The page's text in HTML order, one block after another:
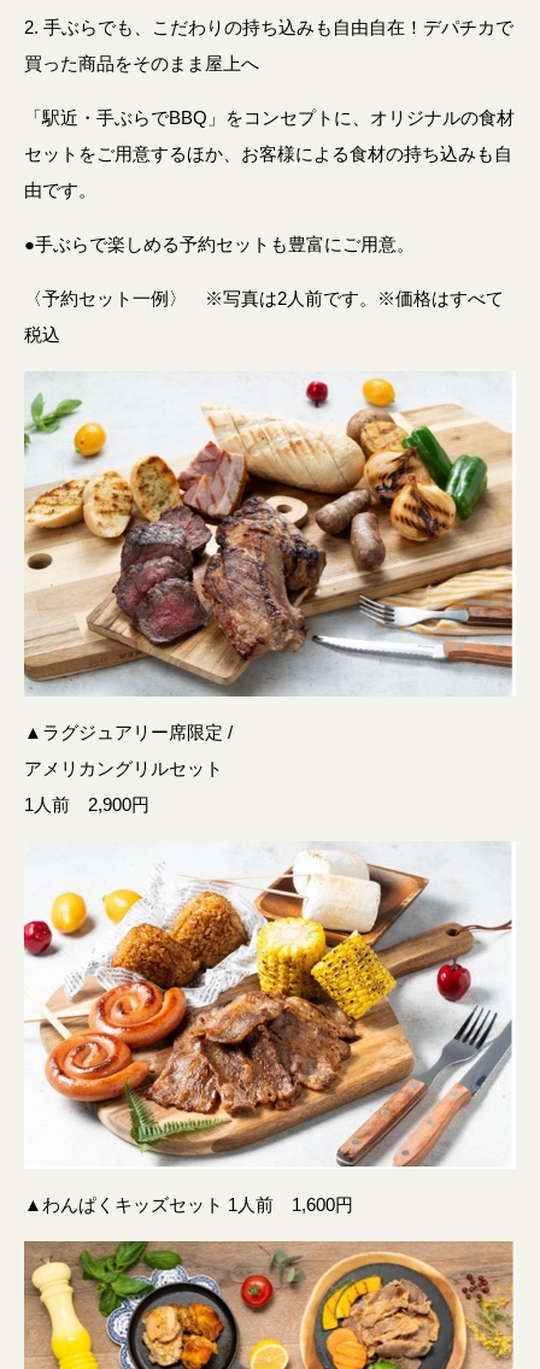
2. 手ぶらでも、こだわりの持ち込みも自由自在！デパチカで
買った商品をそのまま屋上へ
「駅近・手ぶらでBBQ」をコンセプトに、オリジナルの食材
セットをご用意するほか、お客様による食材の持ち込みも自
由です。
●手ぶらで楽しめる予約セットも豊富にご用意。
〈予約セット一例〉 ※写真は2人前です。※価格はすべて
税込
▲ラグジュアリー席限定 /
アメリカングリルセット
1人前 2,900円
▲わんぱくキッズセット 1人前 1,600円